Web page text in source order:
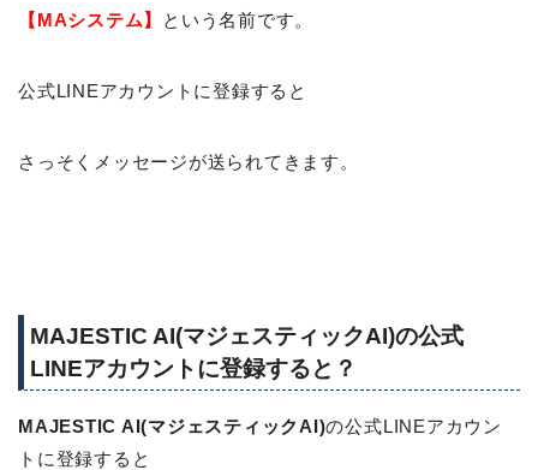
【MAシステム】 という名前です。
公式LINEアカウントに登録すると
さっそくメッセージが送られてきます。
MAJESTIC AI(マジェスティックAI)の公式
LINEアカウントに登録すると？
MAJESTIC AI(マジェスティックAI)の公式LINEアカウン
トに登録すると